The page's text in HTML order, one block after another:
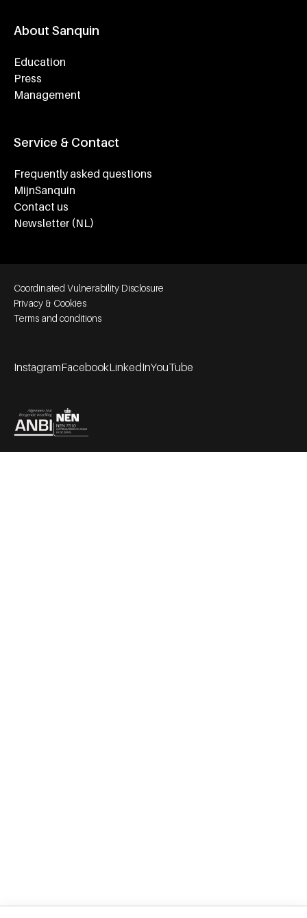
About Sanquin
Education
Press
Management
Service & Contact
Frequently asked questions
MijnSanquin
Contact us
Newsletter (NL)
Footer bottom navigation
Coordinated Vulnerability Disclosure
Privacy & Cookies
Terms and conditions
InstagramFacebookLinkedInYouTube
Partners